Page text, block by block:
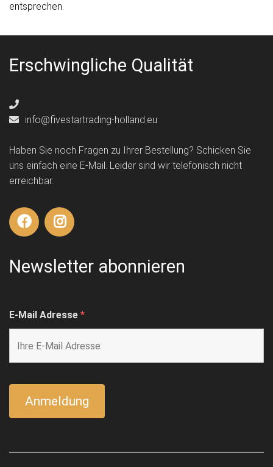
entsprechen.
Erschwingliche Qualität
info@fivestartrading-holland.eu
Haben Sie noch Fragen zu Ihrer Bestellung? Schicken Sie
uns einfach eine E-Mail. Leider sind wir telefonisch nicht
erreichbar.
Newsletter abonnieren
E-Mail Adresse *